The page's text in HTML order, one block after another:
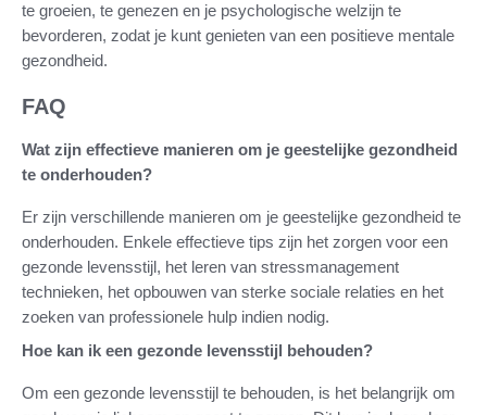
te groeien, te genezen en je psychologische welzijn te
bevorderen, zodat je kunt genieten van een positieve mentale
gezondheid.
FAQ
Wat zijn effectieve manieren om je geestelijke gezondheid
te onderhouden?
Er zijn verschillende manieren om je geestelijke gezondheid te
onderhouden. Enkele effectieve tips zijn het zorgen voor een
gezonde levensstijl, het leren van stressmanagement
technieken, het opbouwen van sterke sociale relaties en het
zoeken van professionele hulp indien nodig.
Hoe kan ik een gezonde levensstijl behouden?
Om een gezonde levensstijl te behouden, is het belangrijk om